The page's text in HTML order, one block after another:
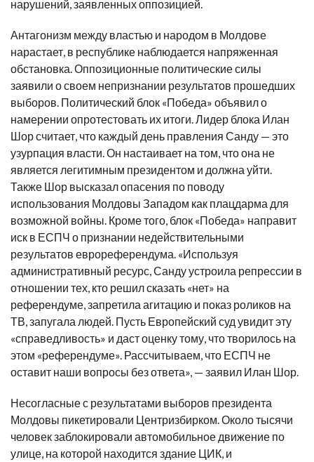
нарушений, заявленных оппозицией.
Антагонизм между властью и народом в Молдове
нарастает, в республике наблюдается напряженная
обстановка. Оппозиционные политические силы
заявили о своем непризнании результатов прошедших
выборов. Политический блок «Победа» объявил о
намерении опротестовать их итоги. Лидер блока Илан
Шор считает, что каждый день правления Санду — это
узурпация власти. Он настаивает на том, что она не
является легитимным президентом и должна уйти.
Также Шор высказал опасения по поводу
использования Молдовы Западом как плацдарма для
возможной войны. Кроме того, блок «Победа» направит
иск в ЕСПЧ о признании недействительными
результатов еврореферендума. «Используя
административный ресурс, Санду устроила репрессии в
отношении тех, кто решил сказать «нет» на
референдуме, запретила агитацию и показ роликов на
ТВ, запугала людей. Пусть Европейский суд увидит эту
«справедливость» и даст оценку тому, что творилось на
этом «референдуме». Рассчитываем, что ЕСПЧ не
оставит наши вопросы без ответа», — заявил Илан Шор.
Несогласные с результатами выборов президента
Молдовы пикетировали Центризбирком. Около тысячи
человек заблокировали автомобильное движение по
улице, на которой находится здание ЦИК, и